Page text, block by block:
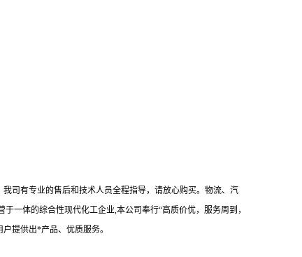
司有专业的售后和技术人员全程指导，请放心购买。物流、汽
一体的综合性现代化工企业,本公司奉行“高质价优，服务周到，
提供出*产品、优质服务。